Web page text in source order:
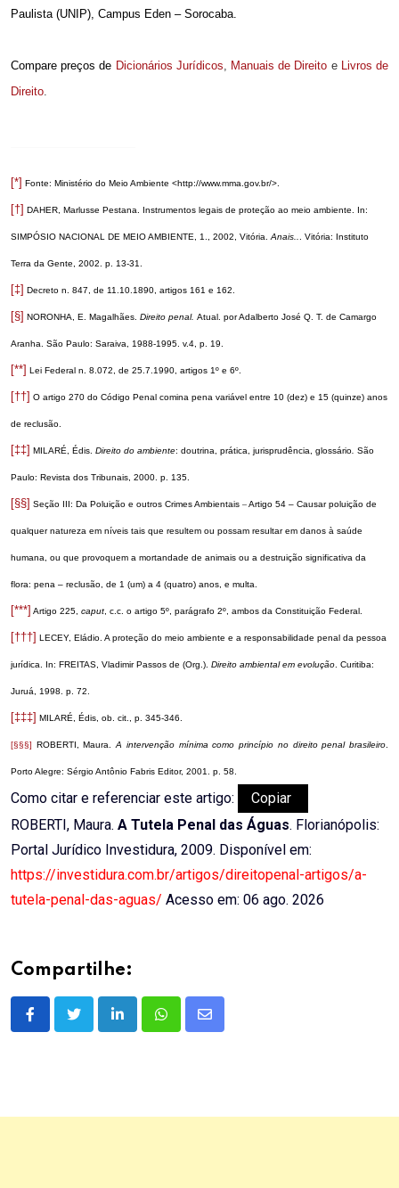
Paulista (UNIP), Campus Eden – Sorocaba.
Compare preços de Dicionários Jurídicos, Manuais de Direito e Livros de
Direito.
[*] Fonte: Ministério do Meio Ambiente <http://www.mma.gov.br/>.
[†] DAHER, Marlusse Pestana. Instrumentos legais de proteção ao meio ambiente. In:
SIMPÓSIO NACIONAL DE MEIO AMBIENTE, 1., 2002, Vitória.Anais... Vitória: Instituto
Terra da Gente, 2002. p. 13-31.
[‡] Decreto n. 847, de 11.10.1890, artigos 161 e 162.
[§] NORONHA, E. Magalhães. Direito penal. Atual. por Adalberto José Q. T. de Camargo
Aranha. São Paulo: Saraiva, 1988-1995. v.4, p. 19.
[**] Lei Federal n. 8.072, de 25.7.1990, artigos 1º e 6º.
[††] O artigo 270 do Código Penal comina pena variável entre 10 (dez) e 15 (quinze) anos
de reclusão.
[‡‡] MILARÉ, Édis. Direito do ambiente: doutrina, prática, jurisprudência, glossário. São
Paulo: Revista dos Tribunais, 2000. p. 135.
[§§] Seção III: Da Poluição e outros Crimes Ambientais –Artigo 54 – Causar poluição de
qualquer natureza em níveis tais que resultem ou possam resultar em danos à saúde
humana, ou que provoquem a mortandade de animais ou a destruição significativa da
flora: pena – reclusão, de 1 (um) a 4 (quatro) anos, e multa.
[***] Artigo 225, caput, c.c. o artigo 5º, parágrafo 2º, ambos da Constituição Federal.
[†††] LECEY, Eládio. A proteção do meio ambiente e a responsabilidade penal da pessoa
jurídica. In: FREITAS, Vladimir Passos de (Org.). Direito ambiental em evolução. Curitiba:
Juruá, 1998. p. 72.
[‡‡‡] MILARÉ, Édis, ob. cit., p. 345-346.
[§§§] ROBERTI, Maura.A intervenção mínima como princípio no direito penal brasileiro.
Porto Alegre: Sérgio Antônio Fabris Editor, 2001. p. 58.
Como citar e referenciar este artigo:
Copiar
ROBERTI, Maura. A Tutela Penal das Águas. Florianópolis:
Portal Jurídico Investidura, 2009. Disponível em:
https://investidura.com.br/artigos/direitopenal-artigos/a-
tutela-penal-das-aguas/ Acesso em: 06 ago. 2026
Compartilhe:
LinkedInWhatsappShare